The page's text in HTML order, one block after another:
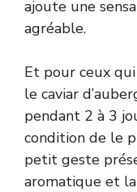
ajoute une
agréable.
Et pour ceux
le caviar
pendant 2 à 3
condition de le
petit geste
aromatique et